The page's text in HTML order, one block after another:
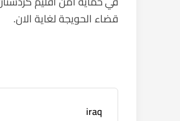
قضاء الحويجة لغاية الان.
iraq